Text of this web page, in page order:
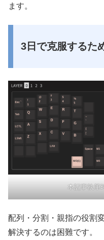
ます。
3日で克服するた
本記事執筆
配列・分割・親指の役割
解決するのは困難です。